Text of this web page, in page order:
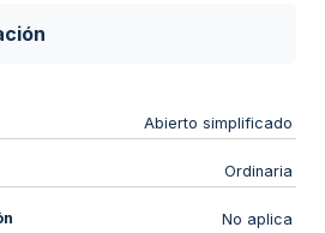
Abierto simplificado
Ordinaria
No aplica